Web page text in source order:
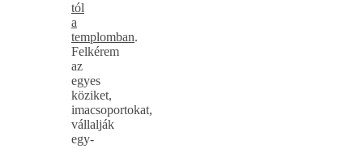
tól
a
templomban.
Felkérem
az
egyes
köziket,
imacsoportokat,
vállalják
egy-